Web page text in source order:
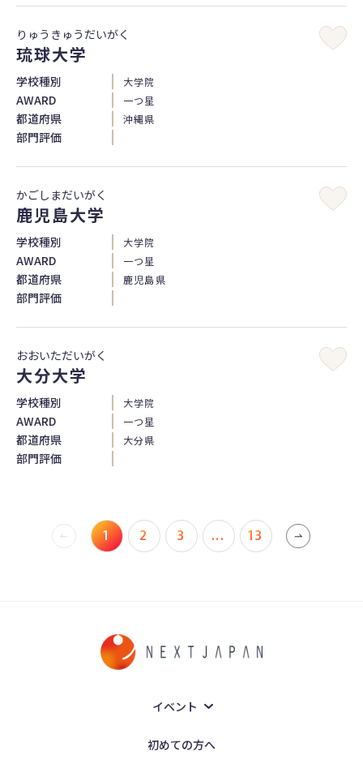
りゅうきゅうだいがく
琉球大学
学校種別 大学院
AWARD 一つ星
都道府県 沖縄県
部門評価
かごしまだいがく
鹿児島大学
学校種別 大学院
AWARD 一つ星
都道府県 鹿児島県
部門評価
おおいただいがく
大分大学
学校種別 大学院
AWARD 一つ星
都道府県 大分県
部門評価
1 2 3 ... 13
イベント
初めての方へ